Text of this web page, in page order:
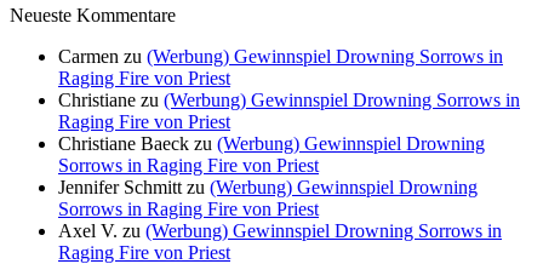
Neueste Kommentare
Carmen zu (Werbung) Gewinnspiel Drowning Sorrows in
Raging Fire von Priest
Christiane zu (Werbung) Gewinnspiel Drowning Sorrows in
Raging Fire von Priest
Christiane Baeck zu (Werbung) Gewinnspiel Drowning
Sorrows in Raging Fire von Priest
Jennifer Schmitt zu (Werbung) Gewinnspiel Drowning
Sorrows in Raging Fire von Priest
Axel V. zu (Werbung) Gewinnspiel Drowning Sorrows in
Raging Fire von Priest